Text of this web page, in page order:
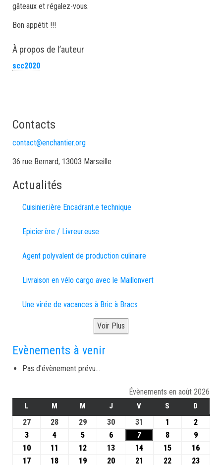
gâteaux et régalez-vous.
Bon appétit !!!
À propos de l’auteur
scc2020
Contacts
contact@enchantier.org
36 rue Bernard, 13003 Marseille
Actualités
Cuisinier.ière Encadrant.e technique
Epicier.ère / Livreur.euse
Agent polyvalent de production culinaire
Livraison en vélo cargo avec le Maillonvert
Une virée de vacances à Bric à Bracs
Voir Plus
Evènements à venir
Pas d'évènement prévu...
Évènements en août 2026
L M M J V S D
27 28 29 30 31 1
2
3
4 5 6 7 8
9
10
11 12 13 14 15
16
17
18 19 20 21 22 23